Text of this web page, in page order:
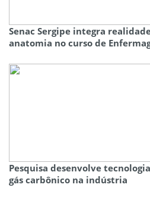
Senac Sergipe integra
anatomia no curso de
Pesquisa desenvolve
gás carbônico na indústria